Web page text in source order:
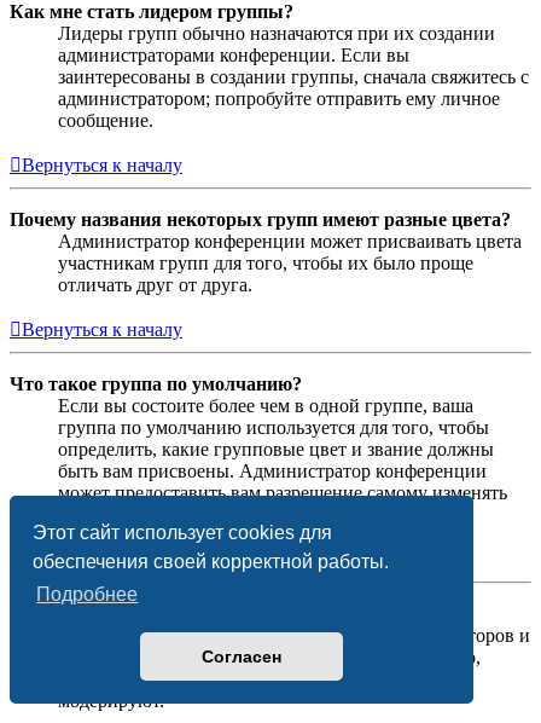
Этот сайт использует cookies для
обеспечения своей корректной работы.
Подробнее
Согласен
Как мне стать лидером группы?
Лидеры групп обычно назначаются при их создании
администраторами конференции. Если вы
заинтересованы в создании группы, сначала свяжитесь с
администратором; попробуйте отправить ему личное
сообщение.
Вернуться к началу
Почему названия некоторых групп имеют разные цвета?
Администратор конференции может присваивать цвета
участникам групп для того, чтобы их было проще
отличать друг от друга.
Вернуться к началу
Что такое группа по умолчанию?
Если вы состоите более чем в одной группе, ваша
группа по умолчанию используется для того, чтобы
определить, какие групповые цвет и звание должны
быть вам присвоены. Администратор конференции
может предоставить вам разрешение самому изменять
Вернуться к началу
На этой странице вы найдёте список администраторов и
модераторов конференции и другую информацию,
такую как сведения о форумах, которые они
модерируют.